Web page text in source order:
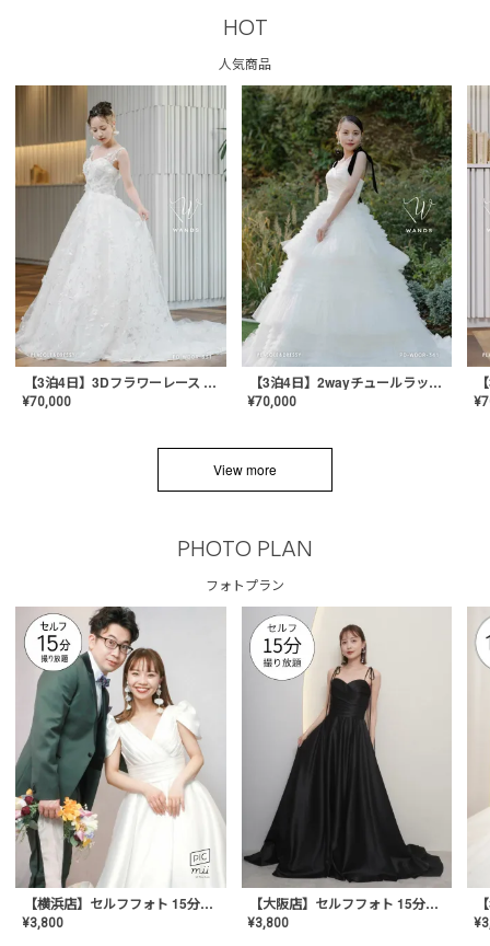
HOT
人気商品
【3泊4日】3Dフラワーレース ドレス〈PD-WDOR-331〉
¥70,000
【3泊4日】2wayチュールラッフルドレス〈PD-WDOR-341RTL〉
¥70,000 ¥
View more
PHOTO PLAN
フォトプラン
【横浜店】セルフフォト 15分撮り放題プラン
¥3,800
【大阪店】セルフフォト 15分撮り放題プラン
¥3,800 ¥